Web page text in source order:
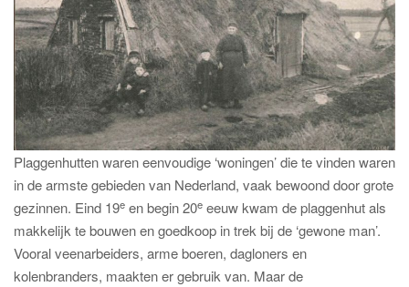
Plaggenhutten waren eenvoudige ‘woningen’ die te vinden waren
in de armste gebieden van Nederland, vaak bewoond door grote
gezinnen. Eind 19e en begin 20e eeuw kwam de plaggenhut als
makkelijk te bouwen en goedkoop in trek bij de ‘gewone man’.
Vooral veenarbeiders, arme boeren, dagloners en
kolenbranders, maakten er gebruik van. Maar de